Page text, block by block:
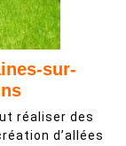
sur-
réaliser des
d’allées